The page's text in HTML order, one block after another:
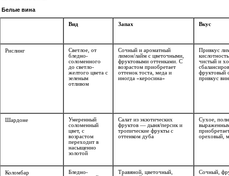
Белые вина
Вид Запах Вкус
Рислинг
Светлое, от
бледно-
соломенного
до светло-
желтого цвета с
зеленым
отливом
Cочный и ароматный
лимон/лайм с цветочными,
фруктовыми оттенками. С
возрастом приобретает
оттенок тоста, меда и
иногда «керосина»
Привкус
чистый и
фруктовый
привкус
Шардоне
Умеренный
соломенный
цвет, с
возрастом
переходит в
насыщенно
золотой
Салат из экзотических
фруктов — дыня/персик и
тропические фрукты с
оттенком дуба
Сухое,
ореховый,
Коломбар
Бледно-
Травяной, цветочный,
Сочный,